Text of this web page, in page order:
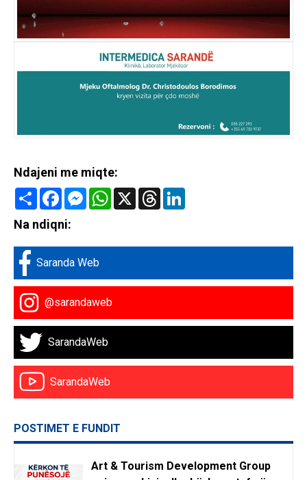
Ndajeni me miqte:
Share FacebookMessenger
WhatsApp
X Threads
Na ndiqni:
Saranda Web
@sarandaweb
SarandaWeb
SarandaWeb
POSTIMET E FUNDIT
Art & Tourism Development Group